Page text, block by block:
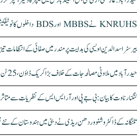
KNRUHS نے MBBS اور BDS داخلوں کا نوٹیفکیشن جاری کر دیا
بیرسٹر اسدالدین اویسی کی ہدایت پر مندر میں صفائی کے انتظامات
حیدرآباد میں ملاوٹی مصالحہ جات کے خلاف بڑا کریک ڈاؤن، 25 ٹن سے زائد مصالحے ضبط، 3 گرفتار
کنگنا رناوت کا بیان: بی جے پی اور آر ایس ایس کے نظریات سے
تلنگانہ کے ڈاکٹر وشنو وردھن ریڈی نے دبئی میں ہندوستان کے نئے